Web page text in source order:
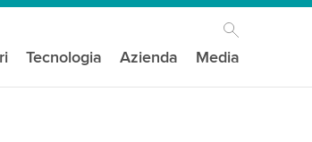
Tecnologia Azienda Media